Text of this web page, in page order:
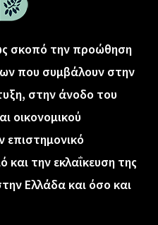
σκοπό την προώθηση
που συμβάλουν στην
στην άνοδο του
οικονομικού
επιστημονικό
και την εκλαΐκευση της
Ελλάδα και όσο και